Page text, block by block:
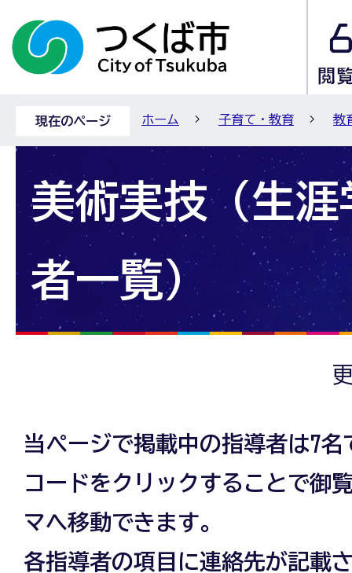
現在のページ ホーム 子育て・教育 教
美術実技（生涯
者一覧）
当ページで掲載中の指導者は7名
コードをクリックすることで御
マへ移動できます。
各指導者の項目に連絡先が記載